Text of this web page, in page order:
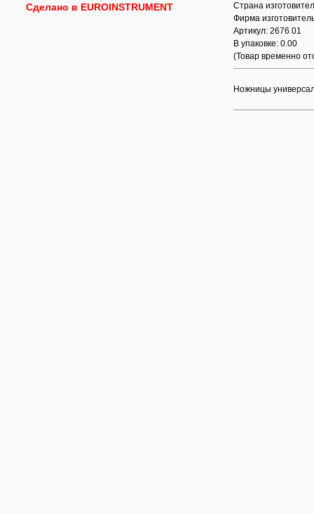
Сделано в EUROINSTRUMENT
Страна
Фирма
Артикул: 2676 01
В упаковке: 0.00
(Товар временно
Ножницы